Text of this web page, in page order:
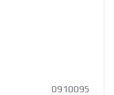
0910095